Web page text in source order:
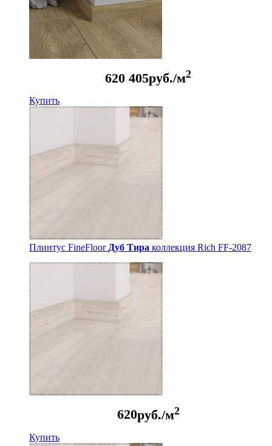
620 405руб./м2
Купить
Плинтус FineFloor Дуб Тира коллекция Rich FF-2087
620руб./м2
Купить